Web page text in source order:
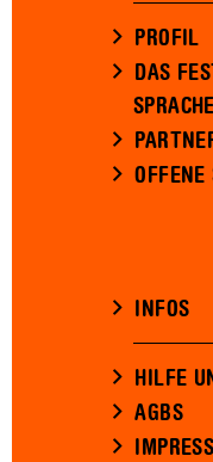
PROFIL
DAS
SPRACHE
OFFENE
INFOS
HILFE
AGBS